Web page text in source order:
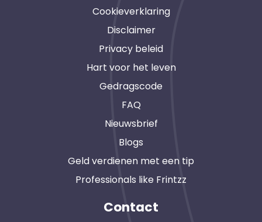
Cookieverklaring
Disclaimer
Privacy beleid
Hart voor het leven
Gedragscode
FAQ
Nieuwsbrief
Blogs
Geld verdienen met een tip
Professionals like Frintzz
Contact